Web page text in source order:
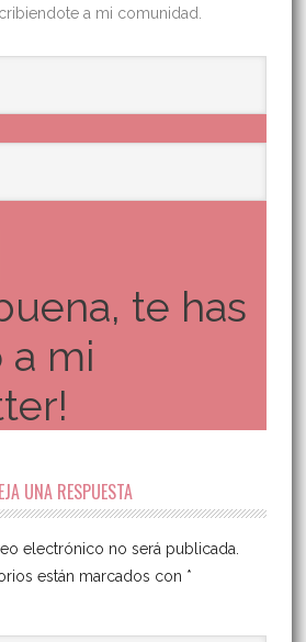
a mi comunidad.
te has
a mi
UNA RESPUESTA
electrónico no será publicada.
están marcados con *